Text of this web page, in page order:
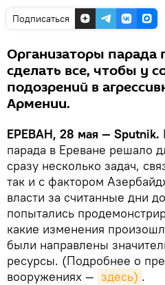
Подписаться
Организаторы парада
сделать все, чтобы у
подозрений в
Армении.
ЕРЕВАН, 28 мая — Sputnik.
парада в Ереване решало
сразу несколько задач,
так и с фактором
власти за считанные дни
попытались
какие изменения
были направлены
ресурсы. (Подробнее о
вооружениях — здесь) .